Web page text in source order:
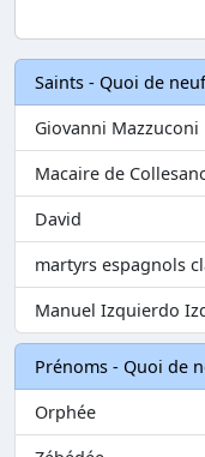
Saints - Quoi de
Giovanni Mazzuconi
Macaire de
David
martyrs espagnols
Manuel Izquierdo
Prénoms - Quoi de
Orphée